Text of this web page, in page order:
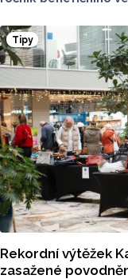
provedení, které
občerstvení a
zářijovými
věnován lidem
Tipy
Rekordní výtěžek
zasažené